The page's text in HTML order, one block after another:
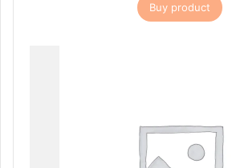
Buy product